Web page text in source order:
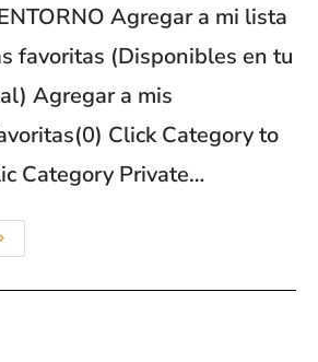
Agregar a mi lista
favoritas (Disponibles en tu
Agregar a mis
Click Category to
Category Private…